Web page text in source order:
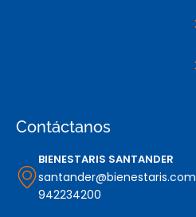
Contáctanos
BIENESTARIS SANTANDER
santander@bienestaris.com
942234200